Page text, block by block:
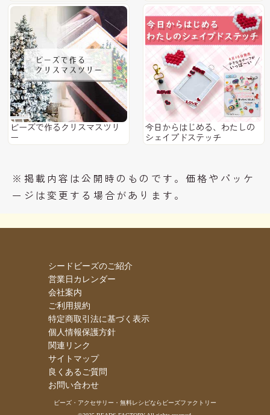
ビーズで作るクリスマスツリ
ー
今日からはじめる、わたしの
シェイプドステッチ
※掲載内容は公開時のものです。価格やパッケ
ージは変更する場合があります。
シードビーズのご紹介
営業日カレンダー
会社案内
ご利用規約
特定商取引法に基づく表示
個人情報保護方針
関連リンク
サイトマップ
良くあるご質問
お問い合わせ
ビーズ・アクセサリー・無料レシピならビーズファクトリー